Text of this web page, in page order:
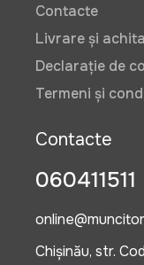
Contacte
Livrare și
Declarație de
Termeni și
Contacte
060411511
Chișinău, str.